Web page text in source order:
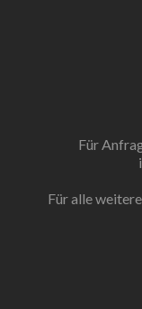
Für
Für alle